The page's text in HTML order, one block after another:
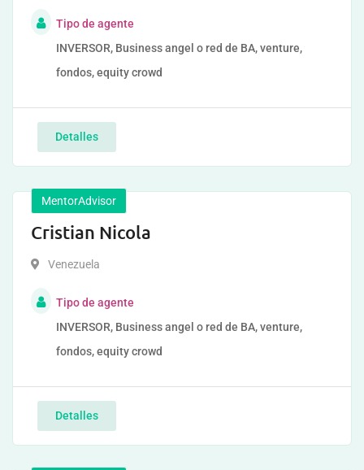
Tipo de agente
INVERSOR, Business angel o red de BA, venture,
fondos, equity crowd
Detalles
MentorAdvisor
Cristian Nicola
Venezuela
Tipo de agente
INVERSOR, Business angel o red de BA, venture,
fondos, equity crowd
Detalles